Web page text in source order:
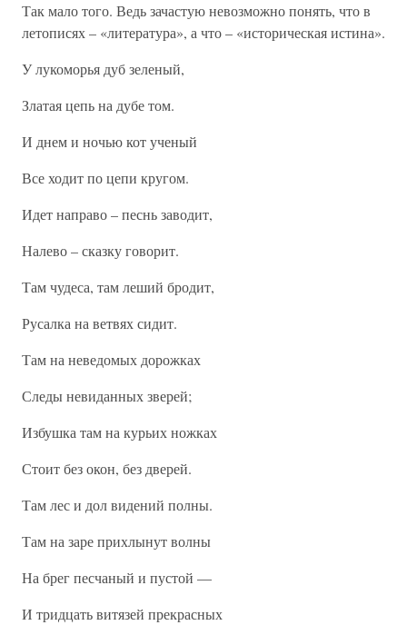
Так мало того. Ведь зачастую невозможно понять, что в
летописях – «литература», а что – «историческая истина».
У лукоморья дуб зеленый,
Златая цепь на дубе том.
И днем и ночью кот ученый
Все ходит по цепи кругом.
Идет направо – песнь заводит,
Налево – сказку говорит.
Там чудеса, там леший бродит,
Русалка на ветвях сидит.
Там на неведомых дорожках
Следы невиданных зверей;
Избушка там на курьих ножках
Стоит без окон, без дверей.
Там лес и дол видений полны.
Там на заре прихлынут волны
На брег песчаный и пустой —
И тридцать витязей прекрасных